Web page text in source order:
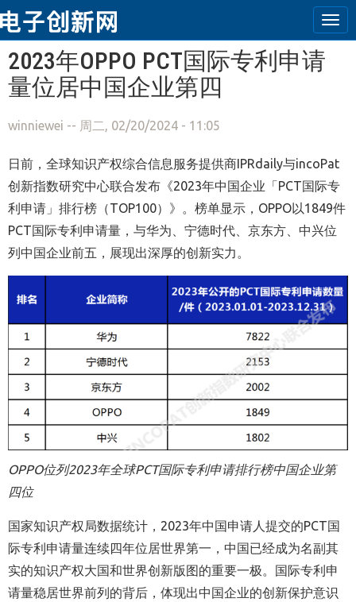
跳转到主要内容
2023年OPPO PCT国际专利申请
量位居中国企业第四
winniewei -- 周二, 02/20/2024 - 11:05
日前，全球知识产权综合信息服务提供商IPRdaily与incoPat
创新指数研究中心联合发布《2023年中国企业「PCT国际专
利申请」排行榜（TOP100）》。榜单显示，OPPO以1849件
PCT国际专利申请量，与华为、宁德时代、京东方、中兴位
列中国企业前五，展现出深厚的创新实力。
OPPO位列2023年全球PCT国际专利申请排行榜中国企业第
四位
国家知识产权局数据统计，2023年中国申请人提交的PCT国
际专利申请量连续四年位居世界第一，中国已经成为名副其
实的知识产权大国和世界创新版图的重要一极。国际专利申
请量稳居世界前列的背后，体现出中国企业的创新保护意识